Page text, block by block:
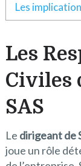
Les
Les
Civiles
SAS
Le dirigeant de
joue un rôle